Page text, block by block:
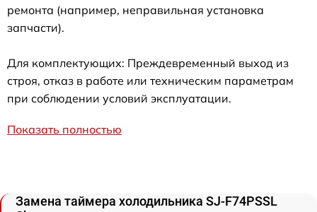
ремонта (например, неправильная установка
запчасти).
Для комплектующих: Преждевременный выход из
строя, отказ в работе или техническим параметрам
при соблюдении условий эксплуатации.
Показать полностью
Замена таймера холодильника SJ-F74PSSL